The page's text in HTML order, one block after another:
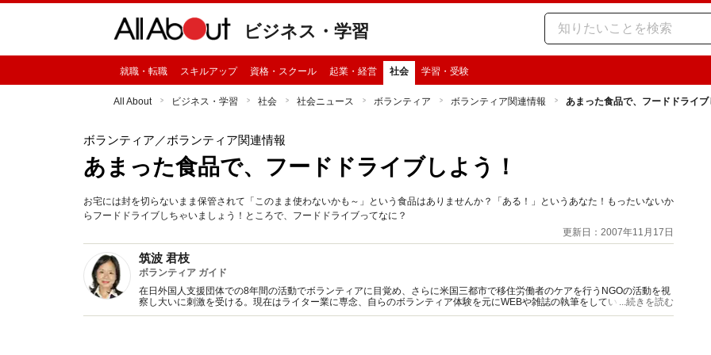
ビジネス・学習
就職・転職 スキルアップ 資格・スクール 起業・経営 社会 学習・受験
All About ビジネス・学習 社会 社会ニュース ボランティア ボランティア関連情報 あまった食品で、フードドライブ
ボランティア ／ボランティア関連情報
あまった食品で、フードドライブしよう！
お宅には封を切らないまま保管されて「このまま使わないかも～」という食品はありませんか？「ある！」というあなた！もったいないか
らフードドライブしちゃいましょう！ところで、フードドライブってなに？
更新日：2007年11月17日
筑波 君枝
ボランティア ガイド
在日外国人支援団体での8年間の活動でボランティアに目覚め、さらに米国三都市で移住労働者のケアを行うNGOの活動を視
察し大いに刺激を受ける。現在はライター業に専念、自らのボランティア体験を元にWEBや雑誌の執筆をしています。『こ
んな募金箱に寄付してはいけない』青春出版社など著書多数。
...続きを読む